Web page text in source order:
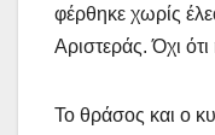
φέρθηκε χωρίς
Αριστεράς. Όχι
Το θράσος και ο